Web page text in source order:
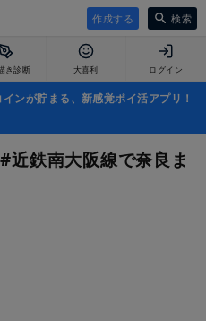
作成する 検索
き診断 大喜利 ログイン
ンが貯まる、新感覚ポイ活アプリ！
近鉄南大阪線で奈良ま